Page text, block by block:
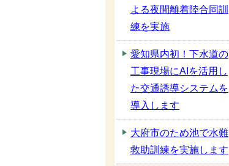
よる夜間離着陸合同訓
練を実施
愛知県内初！下水道の
工事現場にAIを活用し
た交通誘導システムを
導入します
大府市のため池で水難
救助訓練を実施します